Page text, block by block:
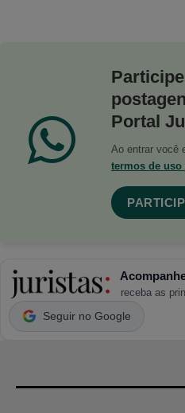
Portal
Ao entrar você
termos de uso
receba as
Seguir no Google